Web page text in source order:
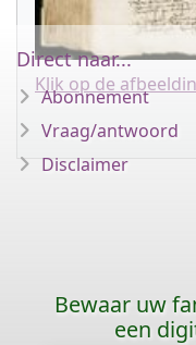
Klik op de
Direct naar...
Abonnement
Vraag/antwoord
Disclaimer
Bewaar uw
een